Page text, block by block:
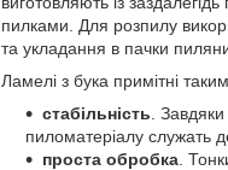
пилками. Для розпилу
та укладання в пачки
Ламелі з бука примітні
стабільність .
пиломатеріалу служать
проста обробка .